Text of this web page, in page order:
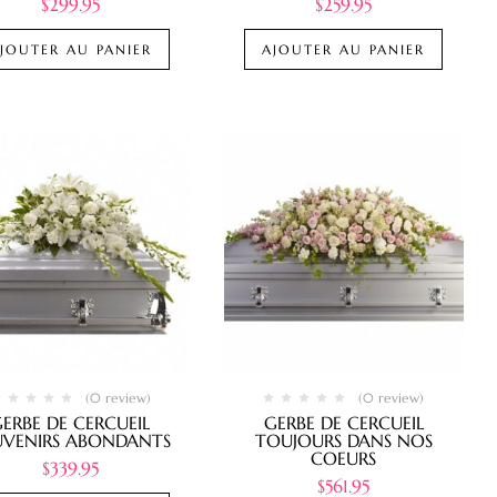
$299.95
AU PANIER
$259.95
AJOUTER AU PANIER
(0 review)
DE CERCUEIL
ABONDANTS
$339.95
(0 review)
GERBE DE CERCUEIL
TOUJOURS DANS NOS
COEURS
$561.95